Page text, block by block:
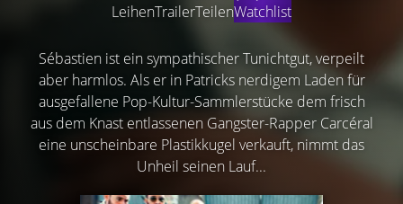
LeihenTrailerTeilenWatchlist
Sébastien ist ein sympathischer Tunichtgut, verpeilt
aber harmlos. Als er in Patricks nerdigem Laden für
ausgefallene Pop-Kultur-Sammlerstücke dem frisch
aus dem Knast entlassenen Gangster-Rapper Carcéral
eine unscheinbare Plastikkugel verkauft, nimmt das
Unheil seinen Lauf...